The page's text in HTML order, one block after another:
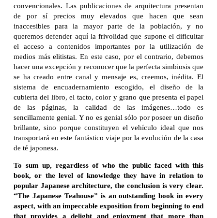
convencionales. Las publicaciones de arquitectura presentan
de por sí precios muy elevados que hacen que sean
inaccesibles para la mayor parte de la población, y no
queremos defender aquí la frivolidad que supone el dificultar
el acceso a contenidos importantes por la utilización de
medios más elitistas. En este caso, por el contrario, debemos
hacer una excepción y reconocer que la perfecta simbiosis que
se ha creado entre canal y mensaje es, creemos, inédita. El
sistema de encuadernamiento escogido, el diseño de la
cubierta del libro, el tacto, color y grano que presenta el papel
de las páginas, la calidad de las imágenes…todo es
sencillamente genial. Y no es genial sólo por poseer un diseño
brillante, sino porque constituyen el vehículo ideal que nos
transportará en este fantástico viaje por la evolución de la casa
de té japonesa.
To sum up, regardless of who the public faced with this
book, or the level of knowledge they have in relation to
popular Japanese architecture, the conclusion is very clear.
“The Japanese Teahouse” is an outstanding book in every
aspect, with an impeccable exposition from beginning to end
that provides a delight and enjoyment that more than